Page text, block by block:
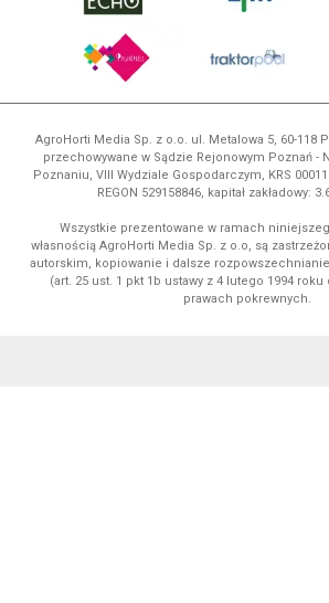
AgroHorti Media Sp. z o.o. ul. Metalowa 5, 60-118
przechowywane w Sądzie Rejonowym Poznań -
Poznaniu, VIII Wydziale Gospodarczym, KRS
REGON 529158846, kapitał zakładowy:
Wszystkie prezentowane w ramach
własnością AgroHorti Media Sp. z o.o, są
autorskim, kopiowanie i dalsze
(art. 25 ust. 1 pkt 1b ustawy z 4 lutego 1994
prawach pokrewnych.